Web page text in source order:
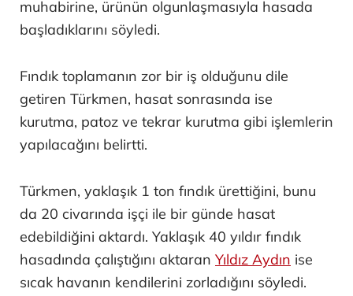
muhabirine, ürünün olgunlaşmasıyla hasada
başladıklarını söyledi.
Fındık toplamanın zor bir iş olduğunu dile
getiren Türkmen, hasat sonrasında ise
kurutma, patoz ve tekrar kurutma gibi işlemlerin
yapılacağını belirtti.
Türkmen, yaklaşık 1 ton fındık ürettiğini, bunu
da 20 civarında işçi ile bir günde hasat
edebildiğini aktardı. Yaklaşık 40 yıldır fındık
hasadında çalıştığını aktaran Yıldız Aydın ise
sıcak havanın kendilerini zorladığını söyledi.